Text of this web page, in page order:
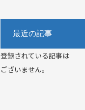
最近の記事
登録されている記事は
ございません。